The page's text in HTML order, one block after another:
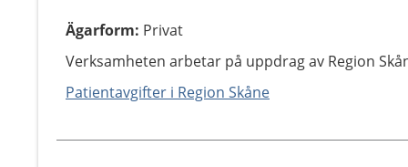
Ägarform: Privat
Verksamheten arbetar på uppdrag av Region
Patientavgifter i Region Skåne